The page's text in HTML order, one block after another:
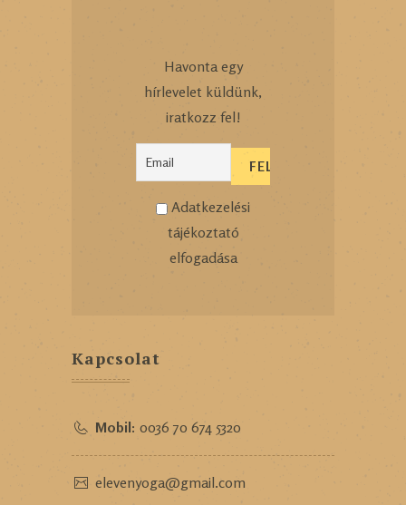
Havonta egy
hírlevelet küldünk,
iratkozz fel!
Adatkezelési
tájékoztató
elfogadása
Kapcsolat
Mobil: 0036 70 674 5320
elevenyoga@gmail.com